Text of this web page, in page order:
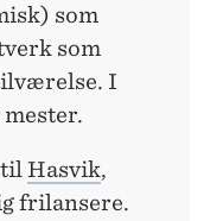
som
som
I
Hasvik,
frilansere.